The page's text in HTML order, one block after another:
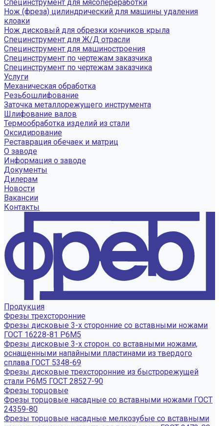
Специнструмент для мясопереработки
Нож (фреза) цилиндрический для машины удаления
клоаки
Нож дисковый для обрезки кончиков крыла
Специнструмент для Ж/Д отрасли
Специнструмент для машиностроения
Специнструмент по чертежам заказчика
Специнструмент по чертежам заказчика
Услуги
Механическая обработка
Резьбошлифование
Заточка металлорежущего инструмента
Шлифование валов
Термообработка изделий из стали
Оксидирование
Реставрация обечаек и матриц
О заводе
Информация о заводе
Документы
Дилерам
Новости
Вакансии
Контакты
Продукция
Фрезы трехсторонние
Фрезы дисковые 3-х сторонние со вставными ножами
ГОСТ 16228-81 Р6М5
Фрезы дисковые 3-х сторон. со вставными ножами,
оснащенными напайными пластинами из твердого
сплава ГОСТ 5348-69
Фрезы дисковые трехсторонние из быстрорежущей
стали Р6М5 ГОСТ 28527-90
Фрезы торцовые
Фрезы торцовые насадные со вставными ножами ГОСТ
24359-80
Фрезы торцовые насадные мелкозубые со вставными